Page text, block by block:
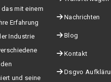
mit einem
Erfahrung
Industrie
und seine
Nachrichten
Blog
Kontakt
Dsgvo